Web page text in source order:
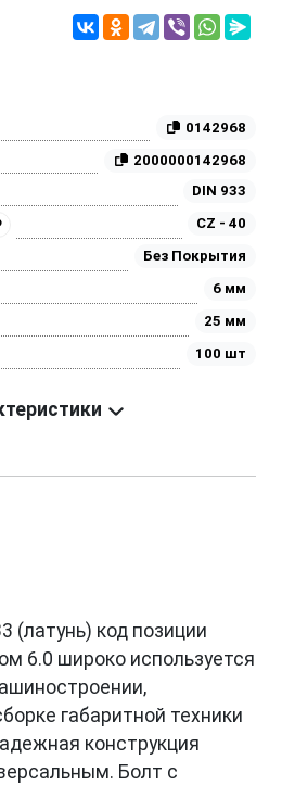
0142968
2000000142968
DIN 933
CZ - 40
Без Покрытия
6 мм
25 мм
100 шт
(латунь) код позиции
6.0 широко используется
габаритной техники
конструкция
Болт с